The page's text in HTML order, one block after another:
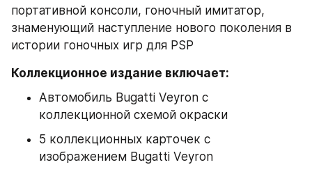
портативной консоли, гоночный имитатор,
знаменующий наступление нового поколения в
истории гоночных игр для PSP
Коллекционное издание включает:
Автомобиль Bugatti Veyron с
коллекционной схемой окраски
5 коллекционных карточек с
изображением Bugatti Veyron